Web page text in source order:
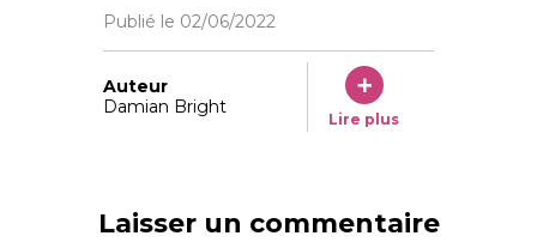
Publié le 02/06/2022
Auteur
Damian Bright
Lire plus
Laisser un commentaire